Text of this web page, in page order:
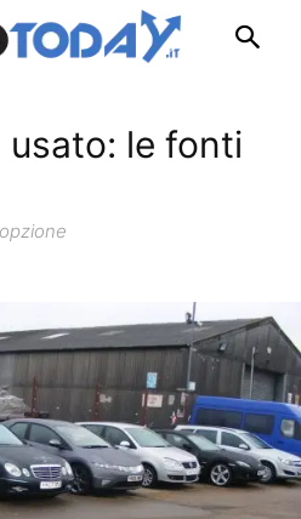
le fonti